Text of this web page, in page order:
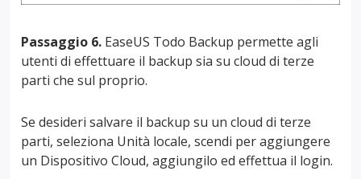
Passaggio 6. EaseUS Todo Backup permette agli
utenti di effettuare il backup sia su cloud di terze
parti che sul proprio.
Se desideri salvare il backup su un cloud di terze
parti, seleziona Unità locale, scendi per aggiungere
un Dispositivo Cloud, aggiungilo ed effettua il login.